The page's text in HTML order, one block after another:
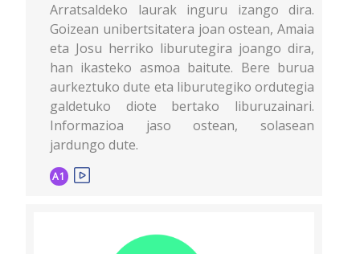
Arratsaldeko laurak inguru izango dira.
Goizean unibertsitatera joan ostean, Amaia
eta Josu herriko liburutegira joango dira,
han ikasteko asmoa baitute. Bere burua
aurkeztuko dute eta liburutegiko ordutegia
galdetuko diote bertako liburuzainari.
Informazioa jaso ostean, solasean
jardungo dute.
A1